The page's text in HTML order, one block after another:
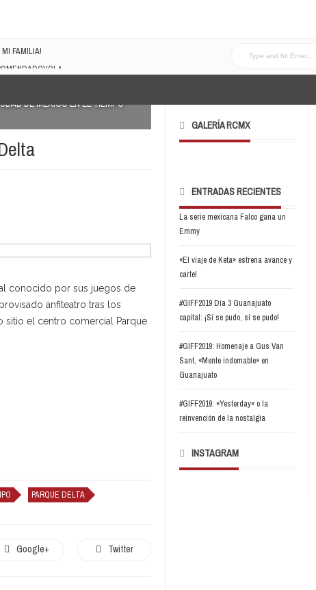
FAMILIA!
DE MÉXICO EN EL TIEMPO
conocido por sus juegos de
anfiteatro tras los
sitio el centro comercial Parque
PARQUE DELTA
Google+ Twitter
GALERÍA RCMX
ENTRADAS RECIENTES
La serie mexicana Falco gana un
Emmy
«El viaje de Keta» estrena avance y
cartel
#GIFF2019 Día 3 Guanajuato
capital: ¡Sí se pudo, sí se pudo!
#GIFF2019: Homenaje a Gus Van
Sant, «Mente indomable» en
Guanajuato
#GIFF2019: «Yesterday» o la
reinvención de la nostalgia
INSTAGRAM